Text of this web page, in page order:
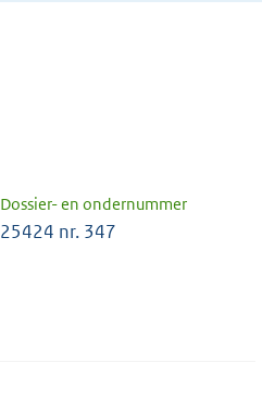
Dossier- en ondernummer
25424 nr. 347